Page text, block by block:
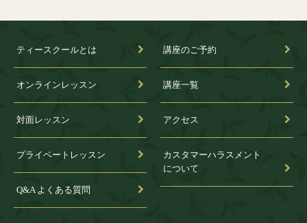
ティースクールとは
オンラインレッスン
対面レッスン
プライベートレッスン
Q&A よくある質問
講座のご予約
講座一覧
アクセス
カスタマーハラスメント
について